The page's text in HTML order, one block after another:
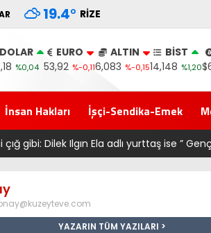
19.4° RIZE
DOLAR
%0,04
EURO
53,92 %-0,11
ALTIN
6,083 %-0,15
BİST
14,148 %1,20
İnsan Hakları İşçi-Sendika-Emek
Ela adlı yurttaş ise ” Genç, köyünde
YAZARIN TÜM YAZILARI